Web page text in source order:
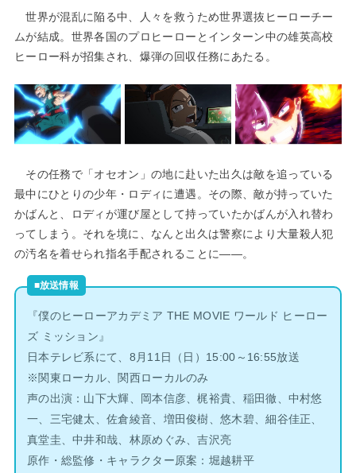
世界が混乱に陥る中、人々を救うため世界選抜ヒーローチー
ムが結成。世界各国のプロヒーローとインターン中の雄英高校
ヒーロー科が招集され、爆弾の回収任務にあたる。
その任務で「オセオン」の地に赴いた出久は敵を追っている
最中にひとりの少年・ロディに遭遇。その際、敵が持っていた
かばんと、ロディが運び屋として持っていたかばんが入れ替わ
ってしまう。それを境に、なんと出久は警察により大量殺人犯
の汚名を着せられ指名手配されることに――。
■放送情報
『僕のヒーローアカデミア THE MOVIE ワールド ヒーロー
ズ ミッション』
日本テレビ系にて、8月11日（日）15:00～16:55放送
※関東ローカル、関西ローカルのみ
声の出演：山下大輝、岡本信彦、梶裕貴、稲田徹、中村悠
一、三宅健太、佐倉綾音、増田俊樹、悠木碧、細谷佳正、
真堂圭、中井和哉、林原めぐみ、吉沢亮
原作・総監修・キャラクター原案：堀越耕平